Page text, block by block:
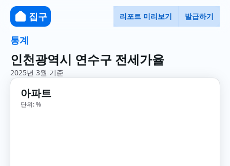
집구 리포트 미리보기 발급하기
통계
인천광역시 연수구 전세가율
2025년 3월 기준
아파트
단위: %